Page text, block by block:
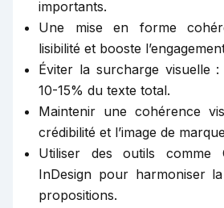
importants.
Une mise en forme
lisibilité et booste
Éviter la surcharge visuelle
10-15% du texte total.
Maintenir une cohérence
crédibilité et l’image de
Utiliser des outils comme
InDesign pour harmoniser
propositions.